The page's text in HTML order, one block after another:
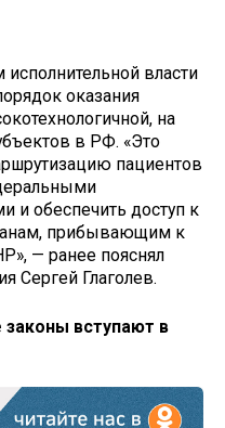
власти
оказания
на
в РФ. «Это
пациентов
и обеспечить доступ к
прибывающим к
— ранее пояснял
Сергей Глаголев.
вступают в